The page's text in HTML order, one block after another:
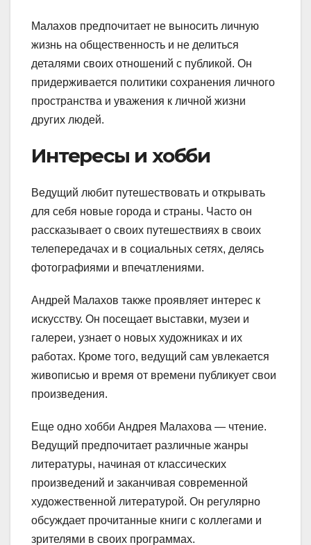
Малахов предпочитает не выносить личную
жизнь на общественность и не делиться
деталями своих отношений с публикой. Он
придерживается политики сохранения личного
пространства и уважения к личной жизни
других людей.
Интересы и хобби
Ведущий любит путешествовать и открывать
для себя новые города и страны. Часто он
рассказывает о своих путешествиях в своих
телепередачах и в социальных сетях, делясь
фотографиями и впечатлениями.
Андрей Малахов также проявляет интерес к
искусству. Он посещает выставки, музеи и
галереи, узнает о новых художниках и их
работах. Кроме того, ведущий сам увлекается
живописью и время от времени публикует свои
произведения.
Еще одно хобби Андрея Малахова — чтение.
Ведущий предпочитает различные жанры
литературы, начиная от классических
произведений и заканчивая современной
художественной литературой. Он регулярно
обсуждает прочитанные книги с коллегами и
зрителями в своих программах.